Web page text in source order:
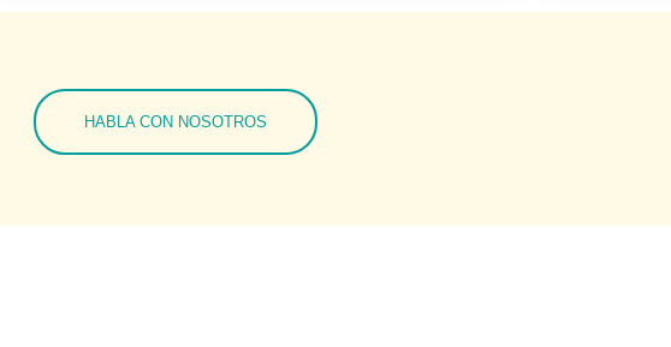
HABLA CON NOSOTROS